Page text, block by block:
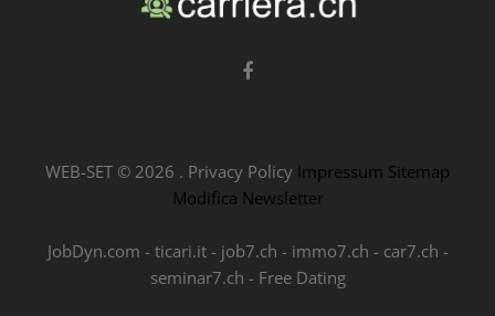
WEB-SET © 2026 . Privacy Policy Impressum Sitemap
Modifica Newsletter
JobDyn.com - ticari.it- job7.ch - immo7.ch - car7.ch -
seminar7.ch - Free Dating